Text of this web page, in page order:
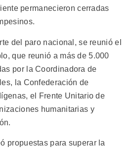
permanecieron cerradas
del paro nacional, se reunió el
que reunió a más de 5.000
por la Coordinadora de
la Confederación de
el Frente Unitario de
humanitarias y
propuestas para superar la